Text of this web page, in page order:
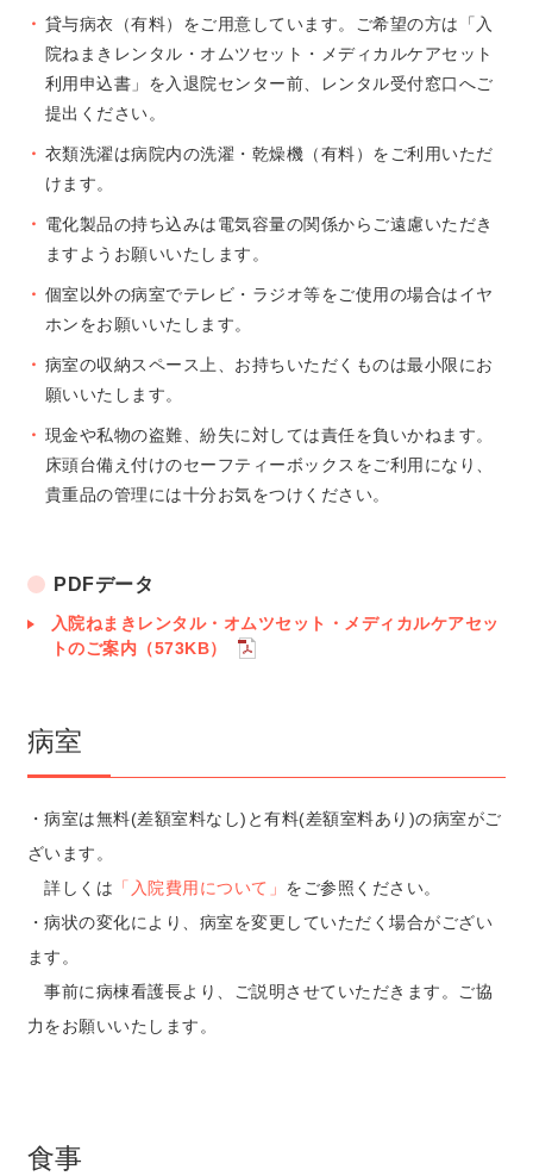
貸与病衣（有料）をご用意しています。ご希望の方は「入
院ねまきレンタル・オムツセット・メディカルケアセット
利用申込書」を入退院センター前、レンタル受付窓口へご
提出ください。
衣類洗濯は病院内の洗濯・乾燥機（有料）をご利用いただ
けます。
電化製品の持ち込みは電気容量の関係からご遠慮いただき
ますようお願いいたします。
個室以外の病室でテレビ・ラジオ等をご使用の場合はイヤ
ホンをお願いいたします。
病室の収納スペース上、お持ちいただくものは最小限にお
願いいたします。
現金や私物の盗難、紛失に対しては責任を負いかねます。
床頭台備え付けのセーフティーボックスをご利用になり、
貴重品の管理には十分お気をつけください。
PDFデータ
入院ねまきレンタル・オムツセット・メディカルケアセッ
トのご案内（573KB）
病室
・病室は無料(差額室料なし)と有料(差額室料あり)の病室がご
ざいます。
詳しくは 「入院費用について」 をご参照ください。
・病状の変化により、病室を変更していただく場合がござい
ます。
事前に病棟看護長より、ご説明させていただきます。ご協
力をお願いいたします。
食事